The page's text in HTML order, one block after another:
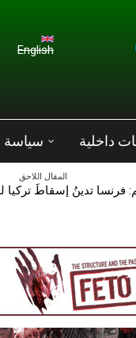
English
داخلية سياسة
المقال اللاحق
فرنسا تدينُ إسقاطَ تركيا